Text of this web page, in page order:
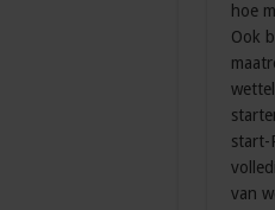
hoe
Ook
start-
van